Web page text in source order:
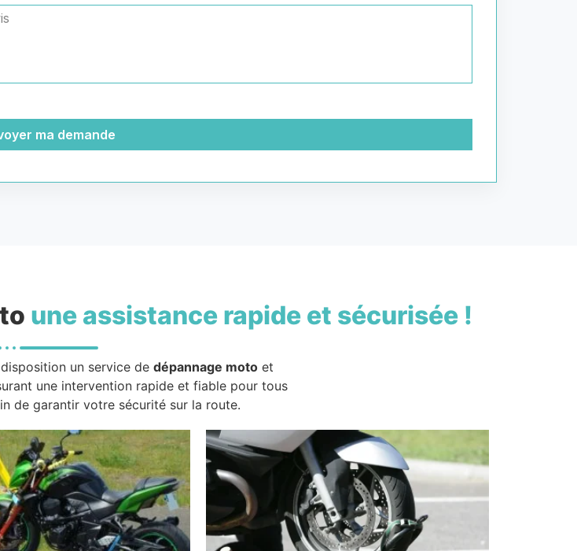
ma demande
une assistance rapide et sécurisée !
un service de dépannage motoet
une intervention rapide et fiable pour tous
de garantir votre sécurité sur la route.